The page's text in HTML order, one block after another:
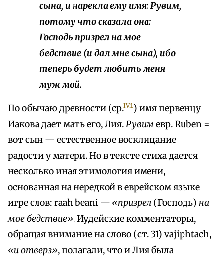
сына, и нарекла ему имя: Рувим,
потому что сказала она:
Господь призрел на мое
бедствие (и дал мне сына), ибо
теперь будет любить меня
муж мой.
По обычаю древности (ср.IV:1) имя первенцу
Иакова дает мать его, Лия.Рувим евр. Ruben =
вот сын — естественное восклицание
радости у матери. Но в тексте стиха дается
несколько иная этимология имени,
основанная на нередкой в еврейском языке
игре слов: raah beani — «призрел (Господь) на
мое бедствие». Иудейские комментаторы,
обращая внимание на слово (ст. 31) vajiphtach,
«и отверз», полагали, что и Лия была